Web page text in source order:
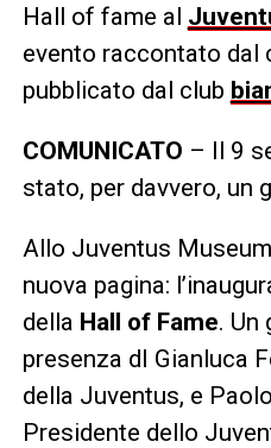
Hall of fame al
evento raccontato dal
pubblicato dal club
COMUNICATO – Il 9
stato, per davvero, un
Allo Juventus
nuova pagina:
della Hall of Fame. Un
presenza dI Gianluca
della Juventus, e
Presidente dello